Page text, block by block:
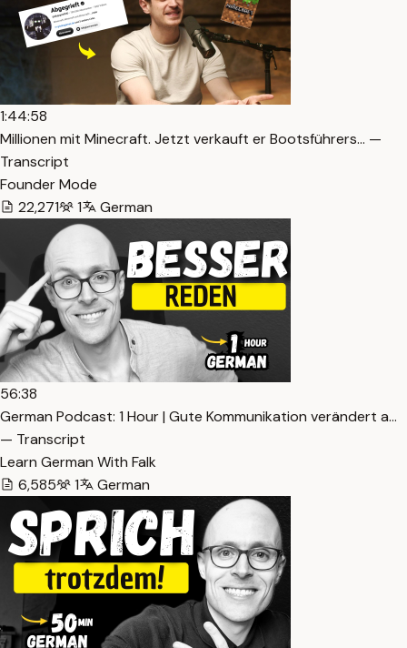
1:44:58
Millionen mit Minecraft. Jetzt verkauft er Bootsführers… —
Transcript
Founder Mode
22,271
1 German
56:38
German Podcast: 1 Hour | Gute Kommunikation verändert a…
— Transcript
Learn German With Falk
6,585
1 German